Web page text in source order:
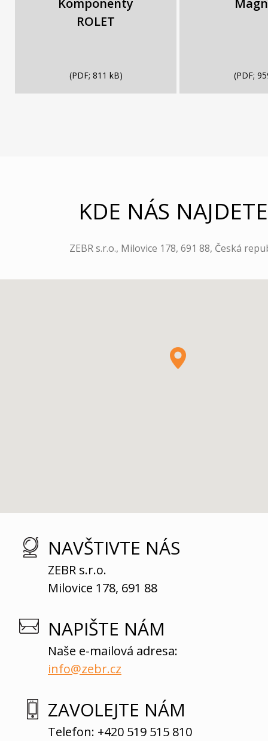
Komponenty
ROLET
(PDF; 811 kB) (PDF;
KDE NÁS
ZEBR s.r.o., Milovice 178, 691 88, Česká
NAVŠTIVTE NÁS
ZEBR s.r.o.
Milovice 178, 691 88
NAPIŠTE NÁM
Naše e-mailová adresa:
info@zebr.cz
ZAVOLEJTE NÁM
Telefon: +420 519 515 810